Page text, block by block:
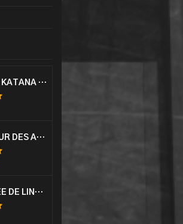
ONE PIECE KATANA ZORO RORONOA SHUSUI EPÉE SABRE ACIER
LE SEIGNEUR DES ANNEAUX EPÉE ANDURIL ARAGORN
ZELDA EPÉE DE LINK AVEC FOURREAU MASTER SWORD EPEE